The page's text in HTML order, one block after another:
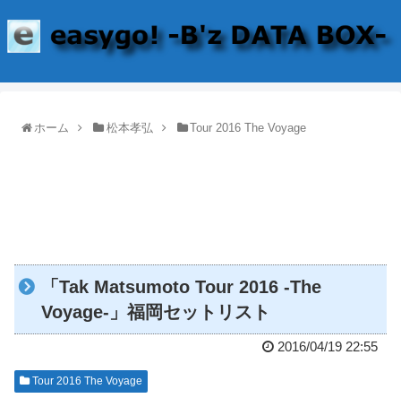
ホーム 松本孝弘 Tour 2016 The Voyage
「Tak Matsumoto Tour 2016 -The
Voyage-」福岡セットリスト
2016/04/19 22:55
Tour 2016 The Voyage